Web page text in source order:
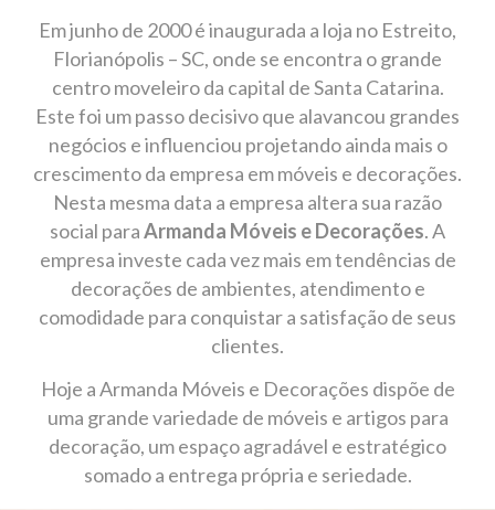
Em junho de 2000 é inaugurada a loja no Estreito,
Florianópolis – SC, onde se encontra o grande
centro moveleiro da capital de Santa Catarina.
Este foi um passo decisivo que alavancou grandes
negócios e influenciou projetando ainda mais o
crescimento da empresa em móveis e decorações.
Nesta mesma data a empresa altera sua razão
social paraArmanda Móveis e Decorações. A
empresa investe cada vez mais em tendências de
decorações de ambientes, atendimento e
comodidade para conquistar a satisfação de seus
clientes.
Hoje a Armanda Móveis e Decorações dispõe de
uma grande variedade de móveis e artigos para
decoração, um espaço agradável e estratégico
somado a entrega própria e seriedade.